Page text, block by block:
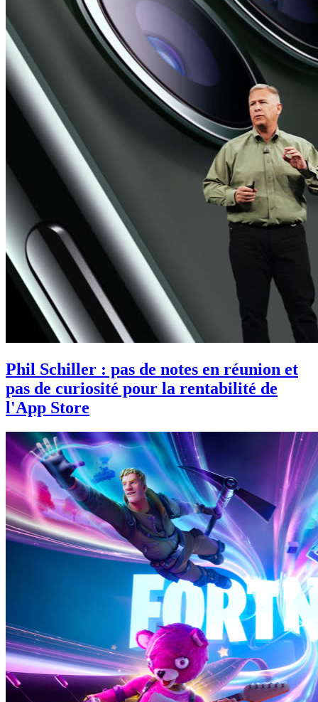
Phil Schiller : pas de notes en réunion et
pas de curiosité pour la rentabilité de
l'App Store